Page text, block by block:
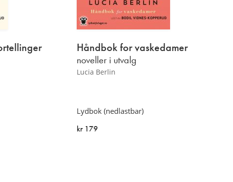
Lucia Berlin
Håndbok for vaskedamer
noveller i utvalg
Lydbok (nedlastbar)
kr 179